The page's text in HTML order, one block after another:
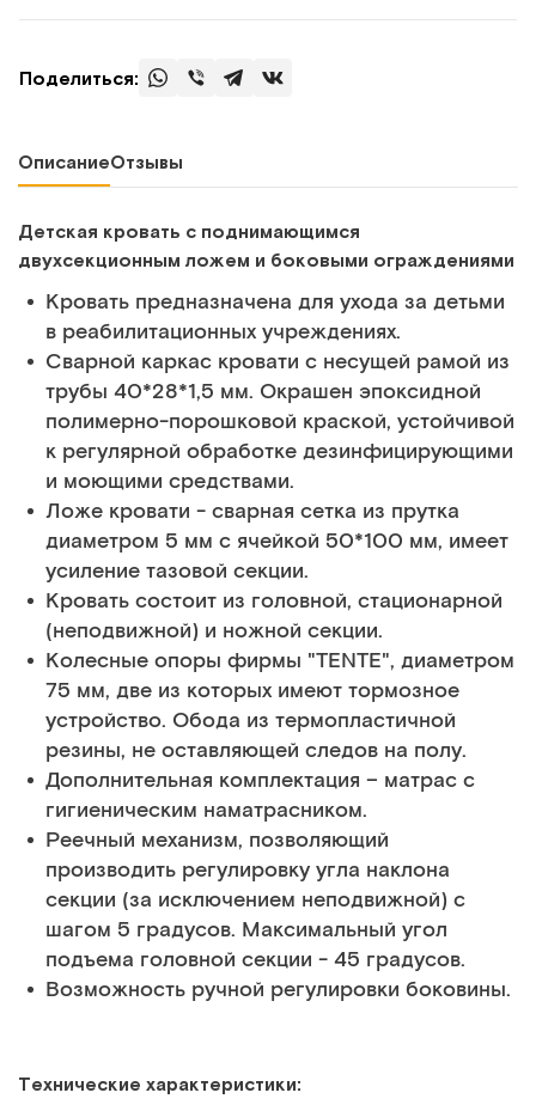
Поделиться:
ОписаниеОтзывы
Детская кровать с поднимающимся
двухсекционным ложем и боковыми ограждениями
Кровать предназначена для ухода за детьми
в реабилитационных учреждениях.
Сварной каркас кровати с несущей рамой из
трубы 40*28*1,5 мм. Окрашен эпоксидной
полимерно-порошковой краской, устойчивой
к регулярной обработке дезинфицирующими
и моющими средствами.
Ложе кровати - сварная сетка из прутка
диаметром 5 мм с ячейкой 50*100 мм, имеет
усиление тазовой секции.
Кровать состоит из головной, стационарной
(неподвижной) и ножной секции.
Колесные опоры фирмы "TENTE", диаметром
75 мм, две из которых имеют тормозное
устройство. Обода из термопластичной
резины, не оставляющей следов на полу.
Дополнительная комплектация – матрас с
гигиеническим наматрасником.
Реечный механизм, позволяющий
производить регулировку угла наклона
секции (за исключением неподвижной) с
шагом 5 градусов. Максимальный угол
подъема головной секции - 45 градусов.
Возможность ручной регулировки боковины.
Технические характеристики: